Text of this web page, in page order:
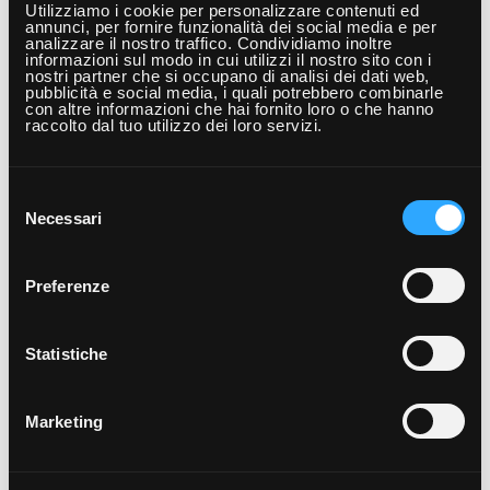
Utilizziamo i cookie per personalizzare contenuti ed
annunci, per fornire funzionalità dei social media e per
analizzare il nostro traffico. Condividiamo inoltre
informazioni sul modo in cui utilizzi il nostro sito con i
nostri partner che si occupano di analisi dei dati web,
pubblicità e social media, i quali potrebbero combinarle
con altre informazioni che hai fornito loro o che hanno
raccolto dal tuo utilizzo dei loro servizi.
consenso
Necessari
Preferenze
Statistiche
Marketing
interpretare la complessità del mondo tecnologico.
Non si tratta solo di approfondimenti tecnici, ma di
suggerimenti, visioni e confronti che aiutano a
cogliere il senso profondo delle trasformazioni in atto,
e a preparare chi partecipa ad accogliere con spirito
L’ingresso agli incontri è gratuito, con prenotazione
La Piazza dei Mestieri si conferma, ancora una volta,
punto di riferimento per riflettere, crescere e pensare
Aperto il bando di Selezione Studenti